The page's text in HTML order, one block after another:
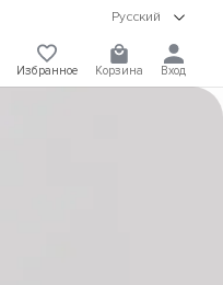
Русский
Избранное Корзина Вход